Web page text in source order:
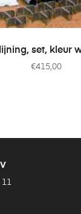
AAN
set, kleur
€415,00
11